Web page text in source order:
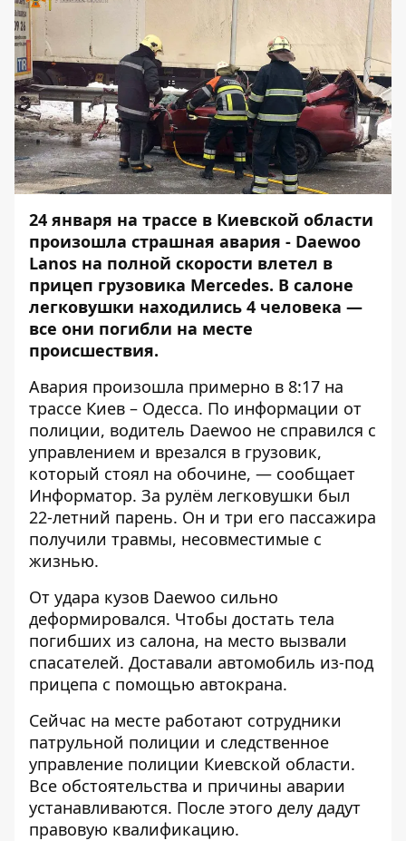
24 января на трассе в Киевской области
произошла страшная авария - Daewoo
Lanos на полной скорости влетел в
прицеп грузовика Mercedes. В салоне
легковушки находились 4 человека —
все они погибли на месте
происшествия.
Авария произошла примерно в 8:17 на
трассе Киев – Одесса. По информации от
полиции, водитель Daewoo не справился с
управлением и врезался в грузовик,
который стоял на обочине, — сообщает
Информатор. За рулём легковушки был
22-летний парень. Он и три его пассажира
получили травмы, несовместимые с
жизнью.
От удара кузов Daewoo сильно
деформировался. Чтобы достать тела
погибших из салона, на место вызвали
спасателей. Доставали автомобиль из-под
прицепа с помощью автокрана.
Сейчас на месте работают сотрудники
патрульной полиции и следственное
управление полиции Киевской области.
Все обстоятельства и причины аварии
устанавливаются. После этого делу дадут
правовую квалификацию.